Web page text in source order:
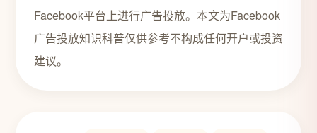
Facebook平台上进行广告投放。本文为Facebook
广告投放知识科普仅供参考不构成任何开户或投资
建议。